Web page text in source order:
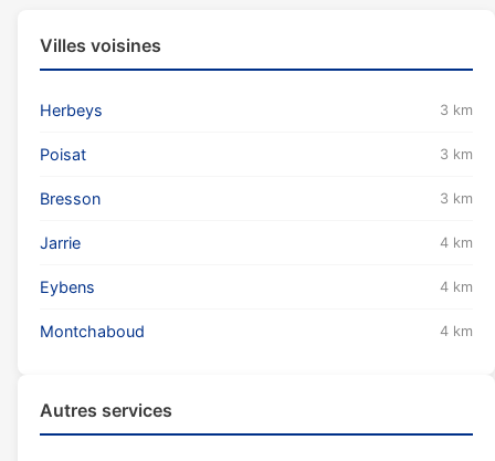
Villes voisines
Herbeys 3 km
Poisat 3 km
Bresson 3 km
Jarrie 4 km
Eybens 4 km
Montchaboud 4 km
Autres services